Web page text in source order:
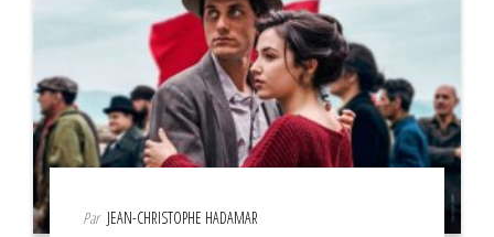
Par JEAN-CHRISTOPHE HADAMAR